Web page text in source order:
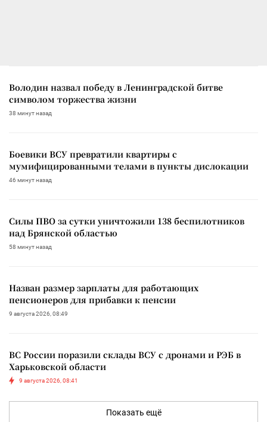
Володин назвал победу в Ленинградской битве
символом торжества жизни
38 минут назад
Боевики ВСУ превратили квартиры с
мумифицированными телами в пункты дислокации
46 минут назад
Силы ПВО за сутки уничтожили 138 беспилотников
над Брянской областью
58 минут назад
Назван размер зарплаты для работающих
пенсионеров для прибавки к пенсии
9 августа 2026, 08:49
ВС России поразили склады ВСУ с дронами и РЭБ в
Харьковской области
9 августа 2026, 08:41
Показать ещё